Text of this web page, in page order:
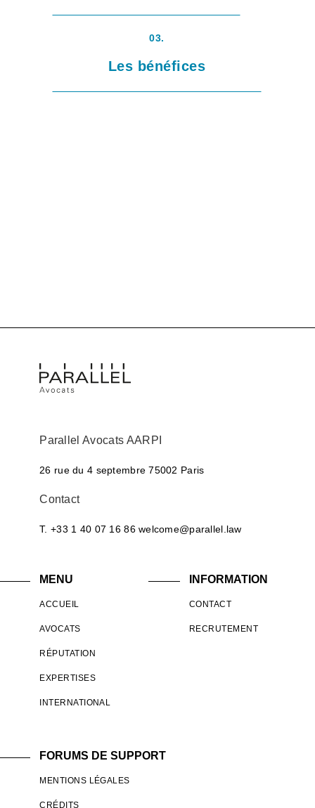
03.
Les bénéfices
Parallel Avocats AARPI
26 rue du 4 septembre 75002 Paris
Contact
T. +33 1 40 07 16 86 welcome@parallel.law
MENU
ACCUEIL
AVOCATS
RÉPUTATION
EXPERTISES
INTERNATIONAL
INFORMATION
CONTACT
RECRUTEMENT
FORUMS DE SUPPORT
MENTIONS LÉGALES
CRÉDITS